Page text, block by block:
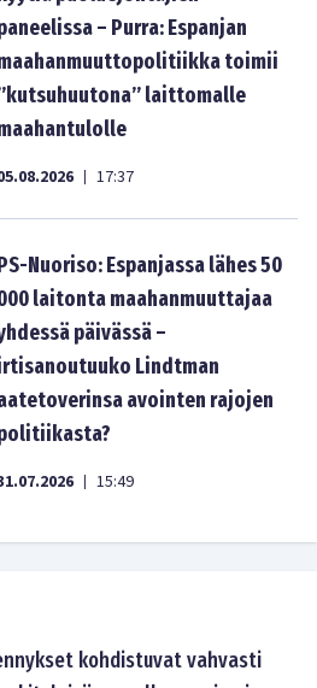
– Purra: Espanjan
toimii
laittomalle
| 17:37
Nuoriso: Espanjassa lähes 50
laitonta maahanmuuttajaa
päivässä –
Lindtman
avointen rajojen
| 15:49
kohdistuvat vahvasti